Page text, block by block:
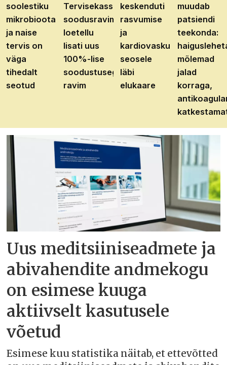
soolestiku
mikrobioota
ja naise
tervis on
väga
tihedalt
seotud
Tervisekassa
soodusravimite
loetellu
lisati uus
100%-lise
soodustusega
ravim
keskenduti
rasvumise
ja
kardiovaskulaarhaiguste
seosele
läbi
elukaare
muudab
patsiendi
teekonda:
mõlemad
jalad
korraga,
Uus meditsiiniseadmete ja
abivahendite andmekogu
on esimese kuuga
aktiivselt kasutusele
võetud
Esimese kuu statistika näitab, et ettevõtted